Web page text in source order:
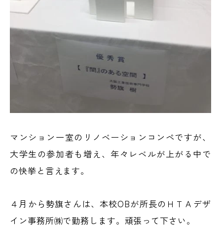
マンション一室のリノベーションコンペですが、
大学生の参加者も増え、年々レベルが上がる中で
の快挙と言えます。
４月から勢旗さんは、本校OBが所長のＨＴＡデザ
イン事務所㈱で勤務します。頑張って下さい。